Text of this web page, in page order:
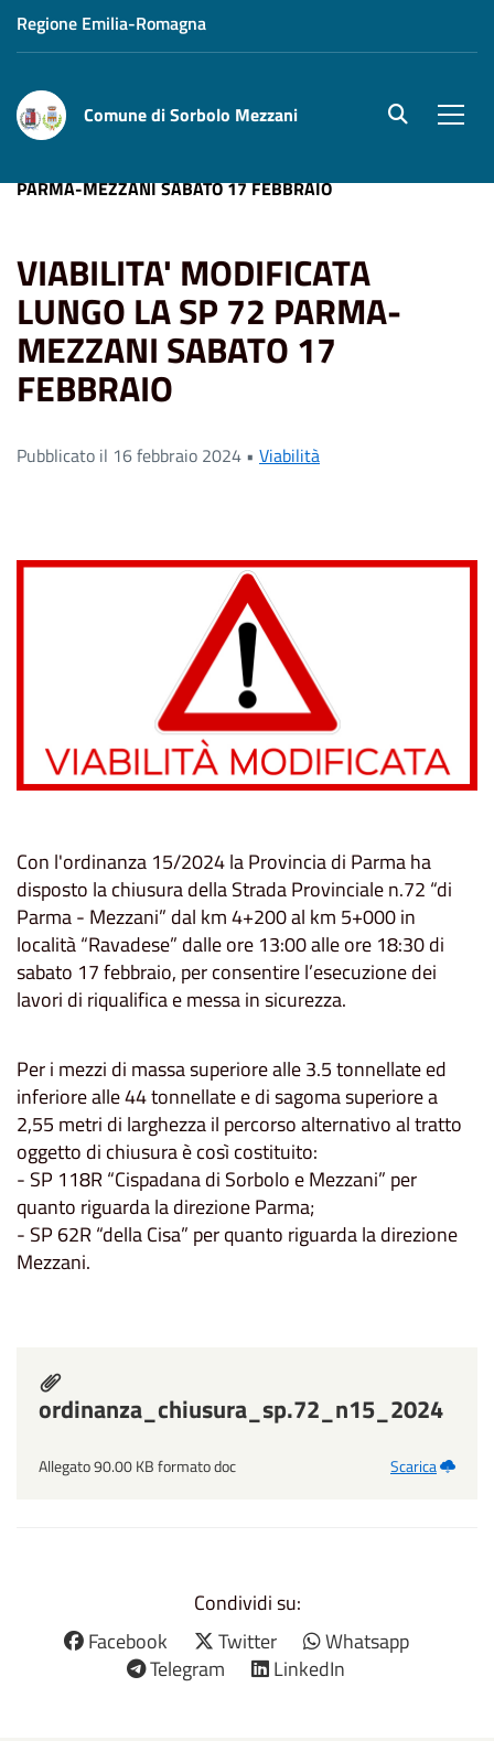
Regione Emilia-Romagna
Comune di Sorbolo Mezzani site.searc
PARMA-MEZZANI SABATO 17 FEBBRAIO
VIABILITA' MODIFICATA
LUNGO LA SP 72 PARMA-
MEZZANI SABATO 17
FEBBRAIO
Pubblicato il 16 febbraio 2024 • Viabilità
Con l'ordinanza 15/2024 la Provincia di Parma ha
disposto la chiusura della Strada Provinciale n.72 “di
Parma - Mezzani” dal km 4+200 al km 5+000 in
località “Ravadese” dalle ore 13:00 alle ore 18:30 di
sabato 17 febbraio, per consentire l’esecuzione dei
lavori di riqualifica e messa in sicurezza.
Per i mezzi di massa superiore alle 3.5 tonnellate ed
inferiore alle 44 tonnellate e di sagoma superiore a
2,55 metri di larghezza il percorso alternativo al tratto
oggetto di chiusura è così costituito:
- SP 118R “Cispadana di Sorbolo e Mezzani” per
quanto riguarda la direzione Parma;
- SP 62R “della Cisa” per quanto riguarda la direzione
Mezzani.
ordinanza_chiusura_sp.72_n15_2024
Allegato 90.00 KB formato doc Scarica
Condividi su:
Facebook
Twitter
Whatsapp
Telegram
LinkedIn